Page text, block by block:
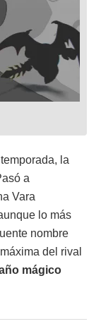
la
a
Vara
lo más
nombre
del rival
mágico